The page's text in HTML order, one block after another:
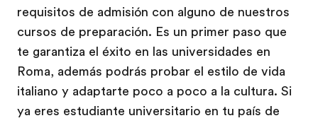
requisitos de admisión con alguno de nuestros
cursos de preparación. Es un primer paso que
te garantiza el éxito en las universidades en
Roma, además podrás probar el estilo de vida
italiano y adaptarte poco a poco a la cultura. Si
ya eres estudiante universitario en tu país de